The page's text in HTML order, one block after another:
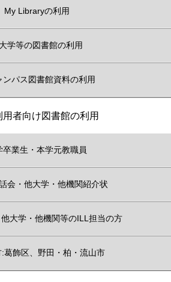
My Libraryの利用
学等の図書館の利用
ンパス図書館資料の利用
用者向け図書館の利用
卒業生・本学元教職員
会・他大学・他機関紹介状
大学・他機関等のILL担当の方
葛飾区、野田・柏・流山市